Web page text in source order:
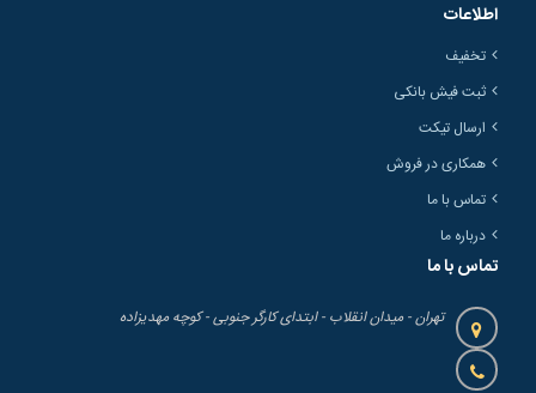
اطلاعات
تخفیف
ثبت فیش بانکی
ارسال تیکت
همکاری در فروش
تماس با ما
درباره ما
تماس با ما
تهران - میدان انقلاب - ابتدای کارگر جنوبی - کوچه مهدیزاده